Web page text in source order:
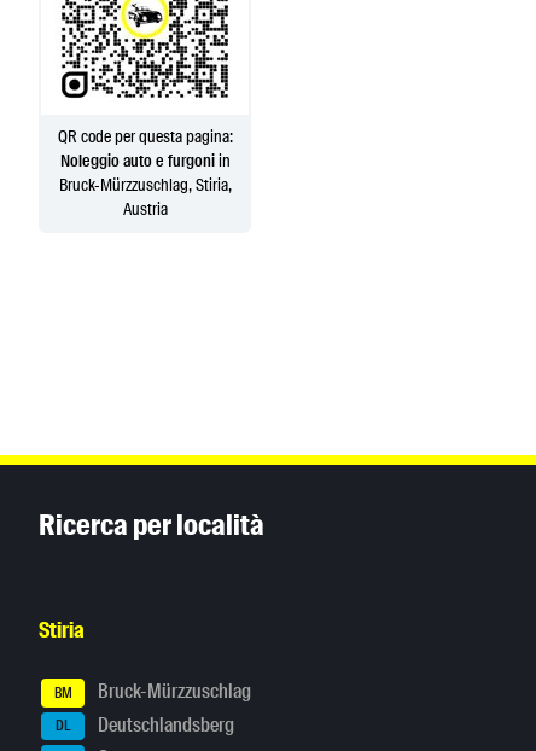
QR code per questa pagina:
Noleggio auto e furgoniin
Bruck-Mürzzuschlag, Stiria,
Austria
Ricerca per località
Stiria
BM Bruck-Mürzzuschlag
DL Deutschlandsberg